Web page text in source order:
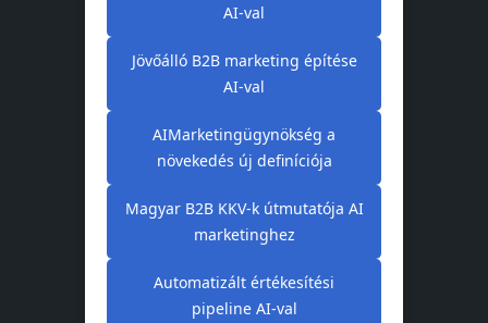
AI-val
Jövőálló B2B marketing építése
AI-val
AIMarketingügynökség a
növekedés új definíciója
Magyar B2B KKV-k útmutatója AI
marketinghez
Automatizált értékesítési
pipeline AI-val